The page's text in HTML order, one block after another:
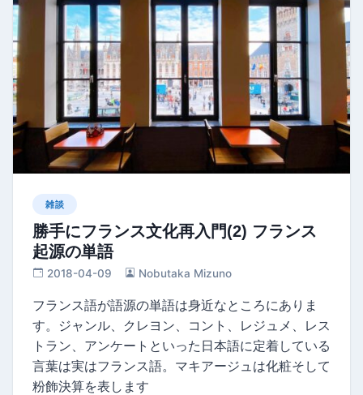
雑談
勝手にフランス文化再入門(2) フランス
起源の単語
2018-04-09 Nobutaka Mizuno
フランス語が語源の単語は身近なところにありま
す。ジャンル、クレヨン、コント、レジュメ、レス
トラン、アンケートといった日本語に定着している
言葉は実はフランス語。マキアージュは化粧そして
粉飾決算を表します